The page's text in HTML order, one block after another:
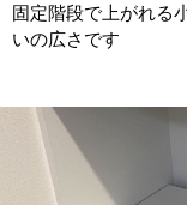
固定階段で上がれる
いの広さです